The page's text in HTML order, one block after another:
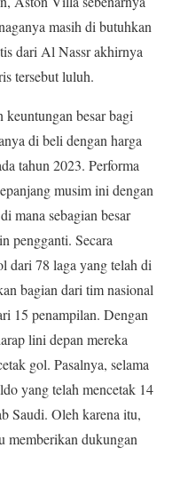
masih di butuhkan
dari Al Nassr akhirnya
tersebut luluh.
besar bagi
di beli dengan harga
tahun 2023. Performa
musim ini dengan
mana sebagian besar
pengganti. Secara
dari 78 laga yang telah di
bagian dari tim nasional
15 penampilan. Dengan
lini depan mereka
gol. Pasalnya, selama
yang telah mencetak 14
Saudi. Oleh karena itu,
memberikan dukungan